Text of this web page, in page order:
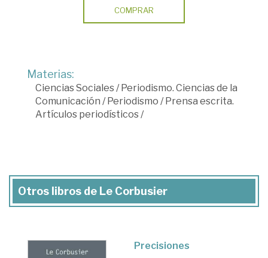
COMPRAR
Materias:
Ciencias Sociales/Periodismo. Ciencias de la
Comunicación /Periodismo /Prensa escrita.
Artículos periodísticos/
Otros libros de Le Corbusier
Precisiones